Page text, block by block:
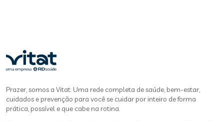
Prazer, somos a Vitat. Uma rede completa de saúde, bem-estar,
cuidados e prevenção para você se cuidar por inteiro de forma
prática, possível e que cabe na rotina.